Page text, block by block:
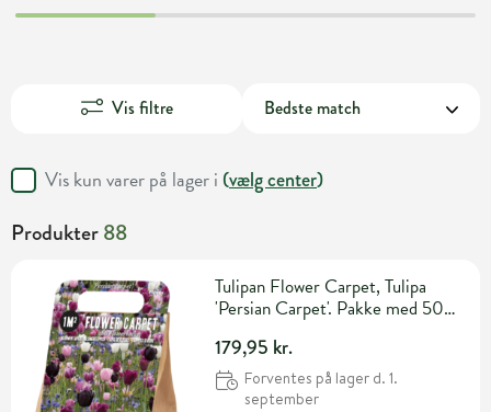
Vis filtre
Vis kun varer på lager i (vælg center)
Produkter88
Tulipan Flower Carpet, Tulipa
'Persian Carpet'. Pakke med 50
179,95 kr.
Forventes på lager d. 1.
september